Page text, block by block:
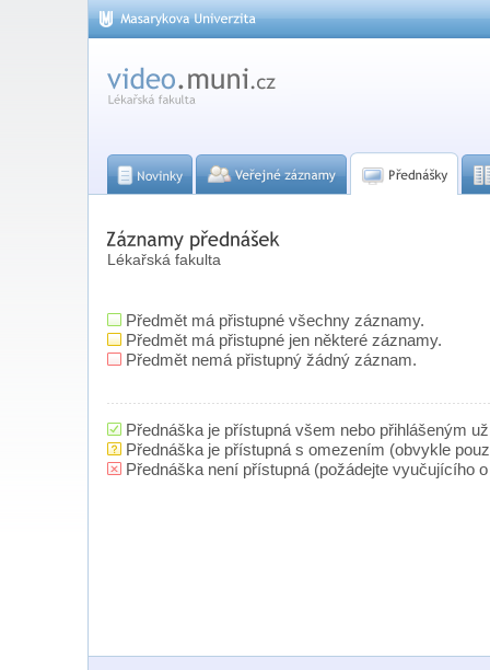
Lékařská fakulta
Předmět má přistupné všechny záznamy.
Předmět má přistupné jen některé záznamy.
Předmět nemá přistupný žádný záznam.
Přednáška je přístupná všem nebo přihlášeným
Přednáška je přístupná s omezením (obvykle
Přednáška není přístupná (požádejte vyučujícího